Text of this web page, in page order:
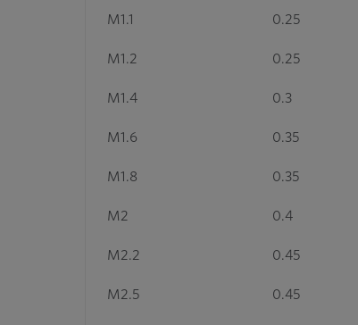
M1.1 0.25
M1.2 0.25
M1.4 0.3
M1.6 0.35
M1.8 0.35
M2 0.4
M2.2 0.45
M2.5 0.45